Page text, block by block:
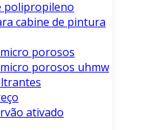
polipropileno
cabine de pintura
porosos
porosos uhmw
ativado